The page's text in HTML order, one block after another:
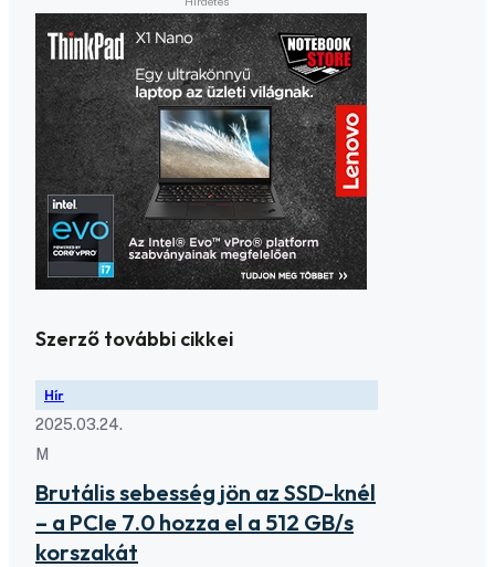
Szerző további cikkei
Hír
2025.03.24.
M
Brutális sebesség jön az SSD-knél
– a PCIe 7.0 hozza el a 512 GB/s
korszakát